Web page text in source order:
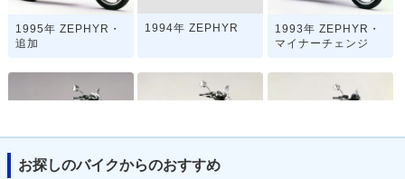
1995年 ZEPHYR・
追加
1994年 ZEPHYR
1993年 ZEPHYR・
マイナーチェンジ
お探しのバイクからのおすすめ